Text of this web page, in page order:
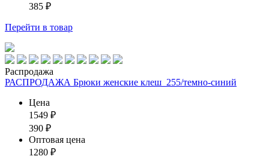
385 ₽
Перейти в товар
Распродажа
РАСПРОДАЖА Брюки женские клеш_255/темно-синий
Цена
1549 ₽
390 ₽
Оптовая цена
1280 ₽